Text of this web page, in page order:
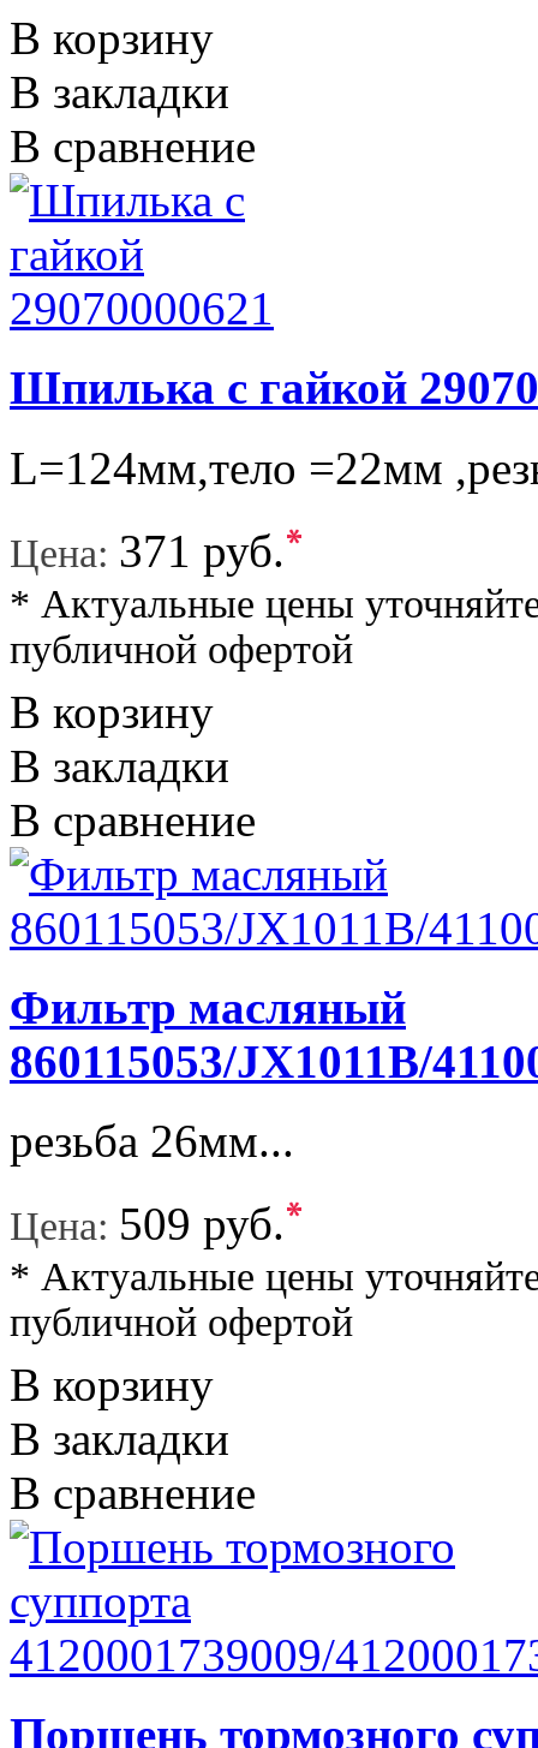
В корзину
В закладки
В сравнение
Шпилька с гайкой
L=124мм,тело =22мм
Цена: 371 руб.*
* Актуальные цены
публичной офертой
В корзину
В закладки
В сравнение
Фильтр масляный
860115053/JX1011B/
резьба 26мм...
Цена: 509 руб.*
* Актуальные цены
публичной офертой
В корзину
В закладки
В сравнение
Поршень тормозного